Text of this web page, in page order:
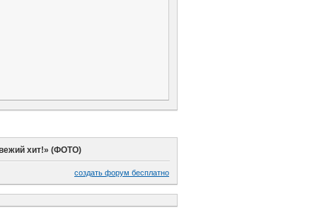
хит!» (ФОТО)
создать форум бесплатно